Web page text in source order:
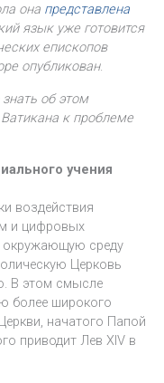
она представлена
язык уже готовится
епископов
опубликован.
об этом
к проблеме
учения
воздействия
и цифровых
окружающую среду
Церковь
В этом смысле
более широкого
начатого Папой
приводит Лев XIV в